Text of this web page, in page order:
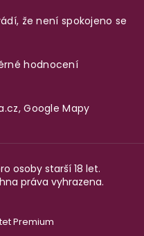
že není spokojeno se
hodnocení
,Google Mapy
Premium
osoby starší 18 let.
práva vyhrazena.